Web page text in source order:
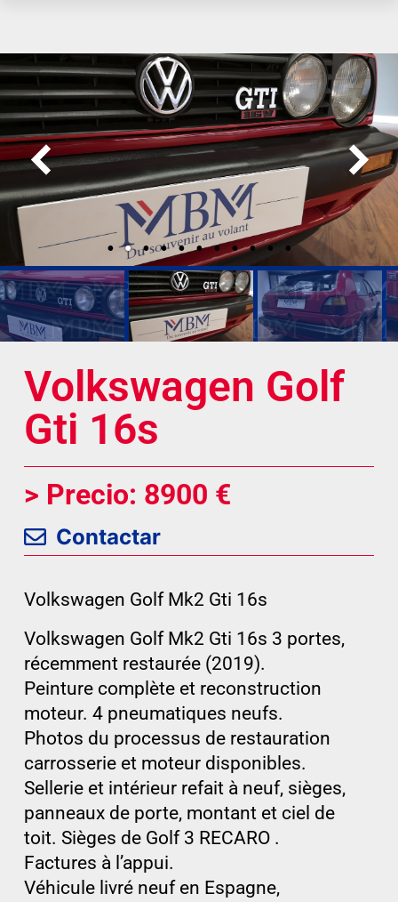
Volkswagen Golf
Gti 16s
> Precio: 8900 €
Contactar
Volkswagen Golf Mk2 Gti 16s
Volkswagen Golf Mk2 Gti 16s 3 portes,
récemment restaurée (2019).
Peinture complète et reconstruction
moteur. 4 pneumatiques neufs.
Photos du processus de restauration
carrosserie et moteur disponibles.
Sellerie et intérieur refait à neuf, sièges,
panneaux de porte, montant et ciel de
toit. Sièges de Golf 3 RECARO .
Factures à l’appui.
Véhicule livré neuf en Espagne,